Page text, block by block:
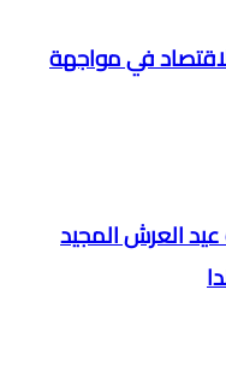
في مواجهة
العرش المجيد